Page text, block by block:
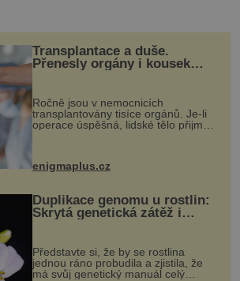
Transplantace a duše.
Přenesly orgány i kousek
Ročně jsou v nemocnicích
transplantovány tisíce orgánů. Je-li
operace úspěšná, lidské tělo přijme
enigmaplus.cz
Duplikace genomu u rostlin:
Skrytá genetická zátěž i
Představte si, že by se rostlina
jednou ráno probudila a zjistila, že
má svůj genetický manuál celý